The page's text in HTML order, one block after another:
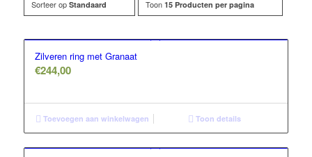
Sorteer op Standaard Toon 15 Producten per pagina
Zilveren ring met Granaat
€244,00
Toevoegen aan winkelwagen Toon details